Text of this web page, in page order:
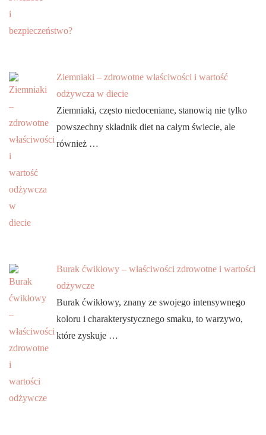
Ziemniaki – zdrowotne właściwości i wartość
odżywcza w diecie
Ziemniaki, często niedoceniane, stanowią nie tylko
powszechny składnik diet na całym świecie, ale
również …
Burak ćwikłowy – właściwości zdrowotne i wartości
odżywcze
Burak ćwikłowy, znany ze swojego intensywnego
koloru i charakterystycznego smaku, to warzywo,
które zyskuje …